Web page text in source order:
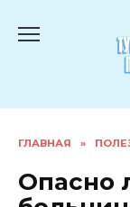
ГЛАВНАЯ »
Опасно